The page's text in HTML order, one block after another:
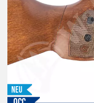
Neu